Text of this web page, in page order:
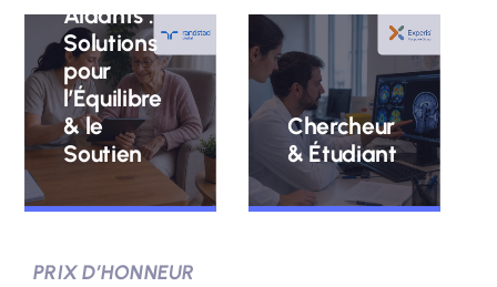
Aidants :
Solutions
pour
l’Équilibre
& le
Soutien
Chercheur
& Étudiant
PRIX D’HONNEUR